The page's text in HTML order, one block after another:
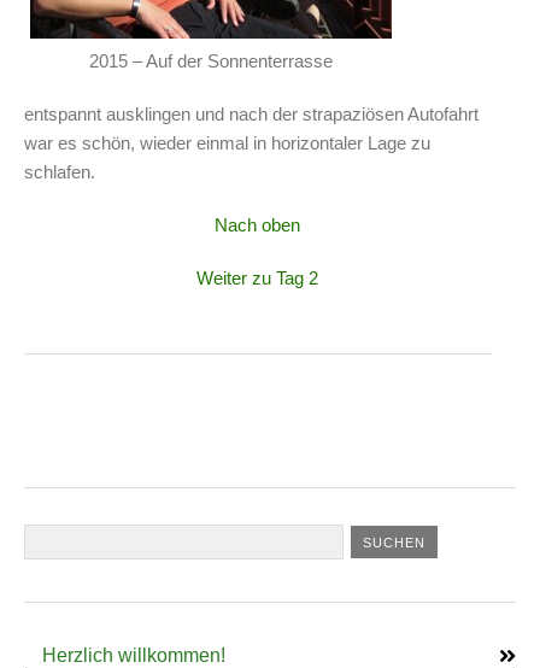
2015 – Auf der Sonnenterrasse
entspannt ausklingen und nach der strapaziösen Autofahrt
war es schön, wieder einmal in horizontaler Lage zu
schlafen.
Nach oben
Weiter zu Tag 2
Herzlich willkommen!